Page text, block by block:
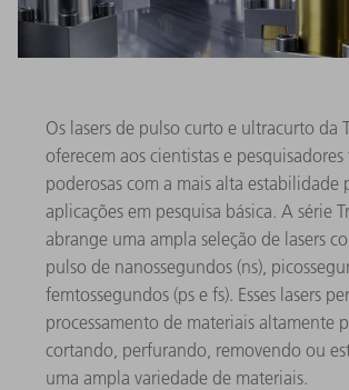
Os lasers de pulso curto e ultracurto da
oferecem aos cientistas e
poderosas com a mais alta estabilidade
aplicações em pesquisa básica. A série
abrange uma ampla seleção de lasers
pulso de nanossegundos (ns),
femtossegundos (ps e fs). Esses lasers
processamento de materiais altamente
cortando, perfurando, removendo ou
uma ampla variedade de materiais.